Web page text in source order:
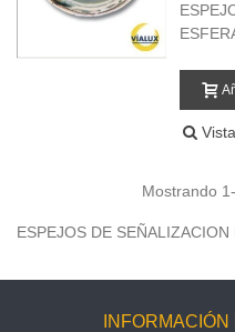
Mostrando 1
ESPEJOS DE SEÑALIZACION